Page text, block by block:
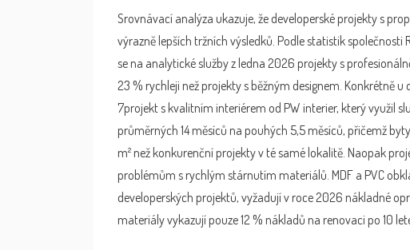
Srovnávací analýza ukazuje, že developerské projekty s
výrazně lepších tržních výsledků. Podle statistik společnosti
se na analytické službyz ledna 2026 projekty s
23 % rychleji než projekty s běžným designem. Konkrétně u
7projekt s kvalitním interiérem od PW interier, který využil
průměrných 14 měsíců na pouhých 5,5 měsíců, přičemž
m² než konkurenční projekty v té samé lokalitě. Naopak
problémům s rychlým stárnutím materiálů. MDF a PVC
developerských projektů, vyžadují v roce 2026 nákladné
materiály vykazují pouze 12 % nákladů na renovaci po 10